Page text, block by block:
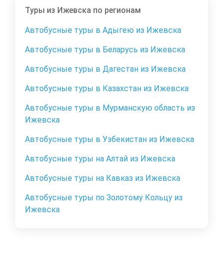
Туры из Ижевска по регионам
Автобусные туры в Адыгею из Ижевска
Автобусные туры в Беларусь из Ижевска
Автобусные туры в Дагестан из Ижевска
Автобусные туры в Казахстан из Ижевска
Автобусные туры в Мурманскую область из
Ижевска
Автобусные туры в Узбекистан из Ижевска
Автобусные туры на Алтай из Ижевска
Автобусные туры на Кавказ из Ижевска
Автобусные туры по Золотому Кольцу из
Ижевска